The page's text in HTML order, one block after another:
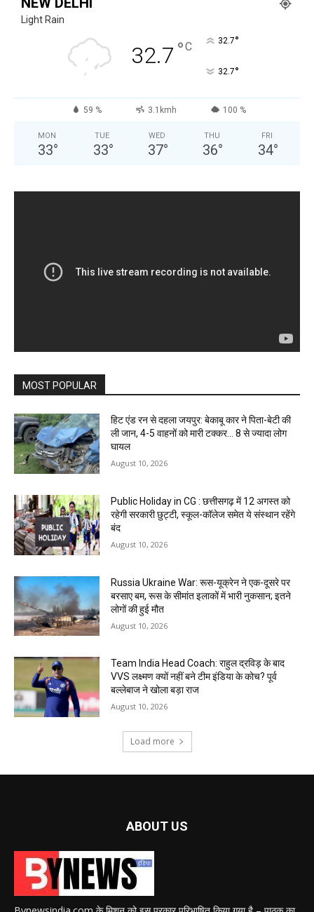
Light Rain
32.7 °C 32.7°
32.7°
59 % 3.1kmh 100 %
MON
33°
TUE
33°
WED
37°
THU
36°
FRI
34°
MOST POPULAR
हिट एंड रन से दहला जयपुर: बेकाबू कार ने पिता-बेटी की
ली जान, 4-5 वाहनों को मारी टक्कर… 8 से ज्यादा लोग
घायल
August 10, 2026
Public Holiday in CG : छत्तीसगढ़ में 12 अगस्त को
रहेगी सरकारी छुट्टी, स्कूल-कॉलेज समेत ये संस्थान रहेंगे
बंद
August 10, 2026
Russia Ukraine War: रूस-यूक्रेन ने एक-दूसरे पर
बरसाए बम, रूस के सीमांत इलाकों में भारी नुकसान; इतने
लोगों की हुई मौत
August 10, 2026
Team India Head Coach: राहुल द्रविड़ के बाद
VVS लक्ष्मण क्यों नहीं बने टीम इंडिया के कोच? पूर्व
बल्लेबाज ने खोला बड़ा राज
August 10, 2026
Load more
ABOUT US